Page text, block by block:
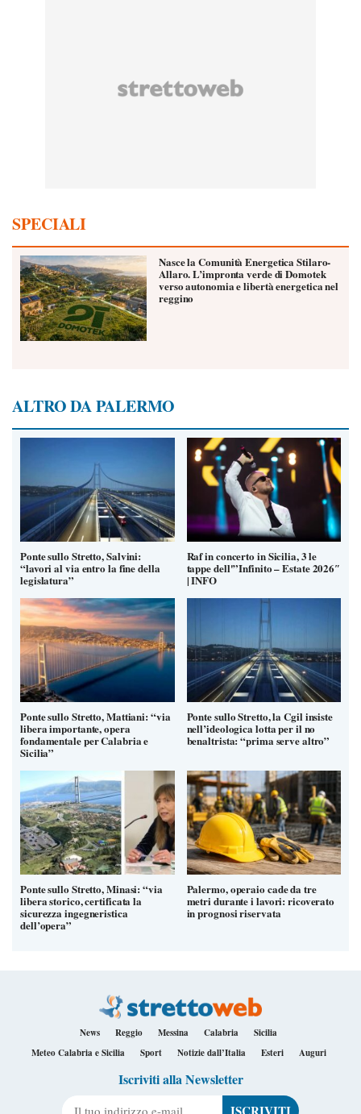
SPECIALI
Nasce la Comunità Energetica Stilaro-
Allaro. L’impronta verde di Domotek
verso autonomia e libertà energetica nel
reggino
ALTRO DA PALERMO
Ponte sullo Stretto, Salvini:
“lavori al via entro la fine della
legislatura”
Raf in concerto in Sicilia, 3 le
tappe dell'”Infinito – Estate 2026″
| INFO
Ponte sullo Stretto, Mattiani: “via
libera importante, opera
fondamentale per Calabria e
Sicilia”
Ponte sullo Stretto, la Cgil insiste
nell’ideologica lotta per il no
benaltrista: “prima serve altro”
Ponte sullo Stretto, Minasi: “via
libera storico, certificata la
sicurezza ingegneristica
dell’opera”
Palermo, operaio cade da tre
metri durante i lavori: ricoverato
in prognosi riservata
News Reggio Messina Calabria
Sicilia
Meteo Calabria e Sicilia
Sport Notizie dall’Italia Esteri Auguri
Iscriviti alla Newsletter